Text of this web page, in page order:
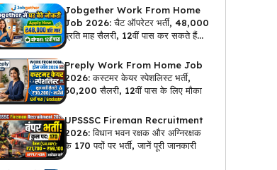
Jobgether Work From Home
Job 2026: चैट ऑपरेटर भर्ती, ₹48,000
प्रति माह सैलरी, 12वीं पास कर सकते हैं
अप्लाई
Preply Work From Home Job
2026: कस्टमर केयर स्पेशलिस्ट भर्ती,
₹30,200 सैलरी, 12वीं पास के लिए मौका
UPSSSC Fireman Recruitment
2026: विधान भवन रक्षक और अग्निरक्षक
के 170 पदों पर भर्ती, जानें पूरी जानकारी